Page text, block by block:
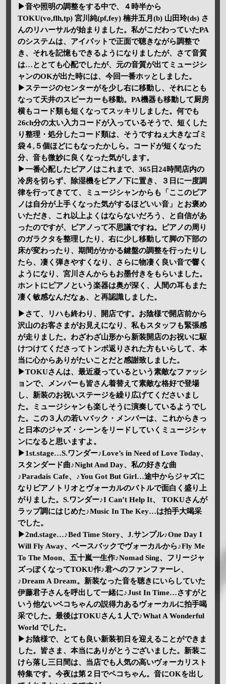
▶音や照明の調整をする中で、４時半から
TOKU(vo,flh,tp) 宮川純(pf,fey) 楠井五月(b) 山田玲(ds) さ
んのリハーサルが始まりました。私がこだわっていたPA
のシステムは、アイパットで正面で聴きながら調整で
き、それを記憶もできるようになりましたが、さて音質
は…ととても心配でしたが、元の音質が出てミュージシ
ャンのOKが出た時には、今回一番ホッとしました。
▶ステージのセンターがを少し右に移動し、それにとも
なって天井のスピーカーも移動。PA機器も移動して厨房
横もコード類も短くなってスッキリしました。何でも
26ch分の太い入力コードが入っているそうで、短くした
り整理・処分したコード類は、そうですねぇ大きなゴミ
袋４,５個ほどにもなったかしら。コードが短くなった
分、音も微妙に良くなった気がします。
▶一番心配したピアノはこれまで、365日24時間店内の
冷房を切らず、除湿機をピアノ下に置き、３日に一度調
律を行ってきてて、ミュージシャンからも「ここのピア
ノは自分が上手くなった気がするほどいい音」とお褒め
いただき、これ以上よくはならないだろう、と自信があ
ったのですが、ピアノって不思議ですね。ピアノの周り
のガラクタを整理したり、右に少し移動して脚の下部の
床が変わったり、期間がかかる鍵盤の調整を行ったりし
たら、凄く弾きやすくなり、さらに物凄く良い音で響く
ようになり、宮川さんからもお墨付きをもらいました。
ホントにピアノという楽器は奥が深く、人間の耳もまた
凄く敏感なんだなぁ、と再認識しました。
▶さて、リハも終わり、開店です。お陰様で開店前から
沢山のお客さまがお見えになり、私もスタッフも緊張感
が走りました。わざわざ山形から新装開店のお祝いに駆
けつけてくださってトンボ返りされた方もいらして、本
当に心からありがたいことだと感謝致しました。
▶TOKUさんは、最近凝っているという素敵なファッシ
ョンで、メンバーも皆さん着替えて素敵な格好で登場
し、新装のお祝いステージを繰り広げてくださいまし
た。ミュージシャンも楽しそうに演奏しているようでし
た。この３人の若いバック・メンバーは、これからきっ
と日本のジャズ・シーンをリードしていくミュージシャ
ンになると思いますよ。
▶1st.stage…S.ワンダー♪Love’s in Need of Love Today、
スタンダード曲♪Night And Day、私の好きな曲
♪Paradais Cafe、♪You Got But Girl…途中からジャズに
なりピアノトリオとヴォーカルのバトルで面白く盛り上
がりました。S.ワンダー♪I Can’t Help It、 TOKUさんが
ラップ調にはじめた♪Music In The Key…は拍手大喝采
でした。
▶2nd.stage…♪Bed Time Story、J.サンプル♪One Day I
Will Fly Away、ベースバックでヴォーカルから♪Fly Me
To The Moon、五十嵐一生作♪Nomad Sing、フリージャ
ズっぽくなってTOKU作♪君へのファンファーレ、
♪Dream A Dream。新装なった音を聴きにいらしていた
伊藤君子さんを呼出して一緒に♪Just In Time…さすがと
いう他ないペコちゃんの説得力あるヴォーカルに拍手喝
采でした。最後はTOKUさん１人で♪What A Wonderful
World でした。
▶お陰様で、とても良い新装初日を迎えることができま
した。皆さま、本当にありがとうございました。新装こ
けら落し三日間は、当店でも人気の高いヴォーカリスト
特集です。今夜は第２日でペコちゃん。音にOKを出し